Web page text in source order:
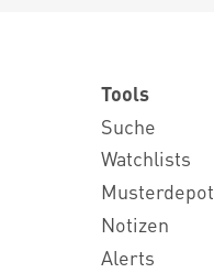
Tools
Suche
Watchlists
Notizen
Alerts